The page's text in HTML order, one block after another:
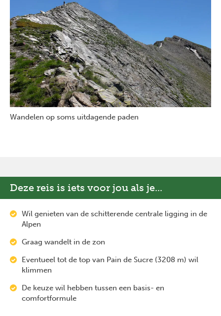
Wandelen op soms uitdagende paden
Deze reis is iets voor jou als je...
Wil genieten van de schitterende centrale ligging in de
Alpen
Graag wandelt in de zon
Eventueel tot de top van Pain de Sucre (3208 m) wil
klimmen
De keuze wil hebben tussen een basis- en
comfortformule